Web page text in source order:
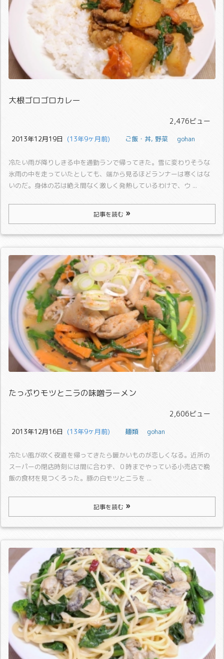
大根ゴロゴロカレー
2,476ビュー
2013年12月19日
  (13年9ヶ月前)
ご飯・丼, 野菜 gohan
冷たい雨が降りしきる中を通勤ランで帰ってきた。 雪に変わりそうな
氷雨の中を走っていたとしても、端から見るほどランナーは寒くはな
いのだ。身体の芯は絶え間なく激しく発熱しているわけで、ウ ...
記事を読む
たっぷりモツとニラの味噌ラーメン
2,606ビュー
2013年12月16日
  (13年9ヶ月前)
麺類 gohan
冷たい風が吹く夜道を帰ってきたら暖かいものが恋しくなる。 近所の
スーパーの閉店時刻には間に合わず、０時までやっている小売店で晩
飯の食材を見つくろった。 豚の白モツとニラを ...
記事を読む